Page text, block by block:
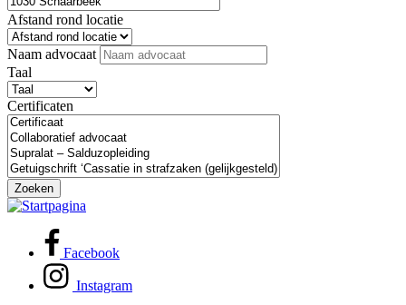
Afstand rond locatie
Naam advocaat
Taal
Certificaten
Zoeken
Facebook
Instagram